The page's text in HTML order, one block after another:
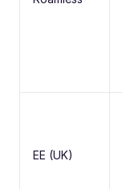
EE (UK)